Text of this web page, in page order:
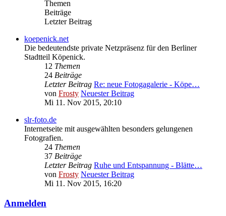
Themen
Beiträge
Letzter Beitrag
koepenick.net
Die bedeutendste private Netzpräsenz für den Berliner
Stadtteil Köpenick.
12 Themen
24 Beiträge
Letzter Beitrag Re: neue Fotogagalerie - Köpe…
von Frosty Neuester Beitrag
Mi 11. Nov 2015, 20:10
slr-foto.de
Internetseite mit ausgewählten besonders gelungenen
Fotografien.
24 Themen
37 Beiträge
Letzter Beitrag Ruhe und Entspannung - Blätte…
von Frosty Neuester Beitrag
Mi 11. Nov 2015, 16:20
Anmelden